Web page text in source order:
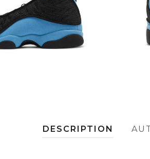
DESCRIPTION